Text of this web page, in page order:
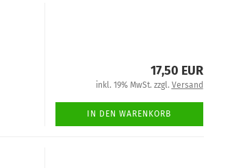
17,50 EUR
inkl. 19% MwSt. zzgl. Versand
IN DEN WARENKORB